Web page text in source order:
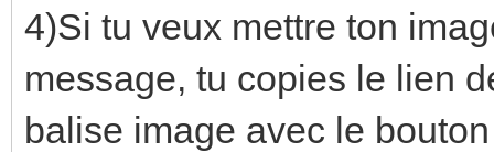
4)Si tu veux mettre ton
message, tu copies le lien
balise image avec le